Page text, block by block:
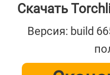
Скачать
Версия: build